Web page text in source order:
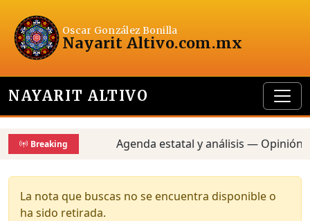
Oscar González Bonilla
Nayarit Altivo.com.mx
NAYARIT ALTIVO
Breaking Agenda estatal y análisis —
La nota que buscas no se encuentra disponible o
ha sido retirada.